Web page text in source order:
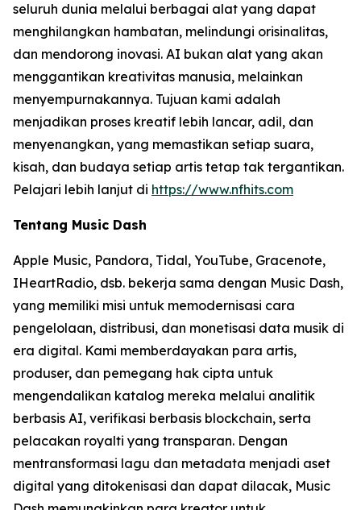
seluruh dunia melalui berbagai alat yang dapat
menghilangkan hambatan, melindungi orisinalitas,
dan mendorong inovasi. AI bukan alat yang akan
menggantikan kreativitas manusia, melainkan
menyempurnakannya. Tujuan kami adalah
menjadikan proses kreatif lebih lancar, adil, dan
menyenangkan, yang memastikan setiap suara,
kisah, dan budaya setiap artis tetap tak tergantikan.
Pelajari lebih lanjut di https://www.nfhits.com
Tentang Music Dash
Apple Music, Pandora, Tidal, YouTube, Gracenote,
IHeartRadio, dsb. bekerja sama dengan Music Dash,
yang memiliki misi untuk memodernisasi cara
pengelolaan, distribusi, dan monetisasi data musik di
era digital. Kami memberdayakan para artis,
produser, dan pemegang hak cipta untuk
mengendalikan katalog mereka melalui analitik
berbasis AI, verifikasi berbasis blockchain, serta
pelacakan royalti yang transparan. Dengan
mentransformasi lagu dan metadata menjadi aset
digital yang ditokenisasi dan dapat dilacak, Music